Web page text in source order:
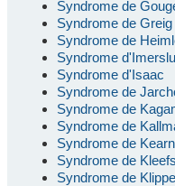
Syndrome de
Syndrome de Greig
Syndrome de
Syndrome
Syndrome d'Isaac
Syndrome de
Syndrome de
Syndrome de
Syndrome de
Syndrome de
Syndrome de